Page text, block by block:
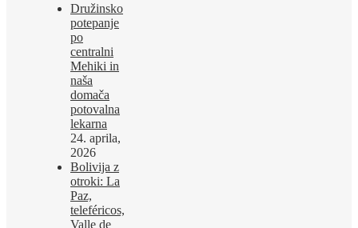
Družinsko
potepanje
po
centralni
Mehiki in
naša
domača
potovalna
lekarna
24. aprila,
2026
Bolivija z
otroki: La
Paz,
teleféricos,
Valle de